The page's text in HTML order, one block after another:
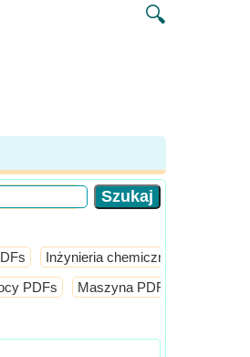
🔍
Inżynieria chemiczna PDFs
PDFs Maszyna PDFs